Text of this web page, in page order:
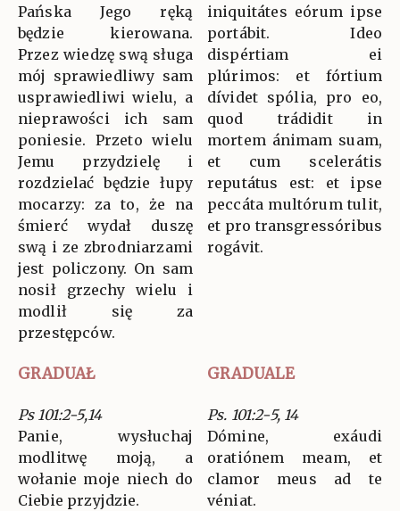
Pańska Jego ręką
będzie kierowana.
Przez wiedzę swą sługa
mój sprawiedliwy sam
usprawiedliwi wielu, a
nieprawości ich sam
poniesie. Przeto wielu
Jemu przydzielę i
rozdzielać będzie łupy
mocarzy: za to, że na
śmierć wydał duszę
swą i ze zbrodniarzami
jest policzony. On sam
nosił grzechy wielu i
modlił się za
przestępców.
iniquitátes eórum ipse
portábit. Ideo
dispértiam ei
plúrimos: et fórtium
dívidet spólia, pro eo,
quod trádidit in
mortem ánimam suam,
et cum scelerátis
reputátus est: et ipse
peccáta multórum tulit,
et pro transgressóribus
rogávit.
GRADUAŁ GRADUALE
Ps 101:2-5,14
Panie, wysłuchaj
modlitwę moją, a
wołanie moje niech do
Ciebie przyjdzie.
Ps. 101:2-5, 14
Dómine, exáudi
oratiónem meam, et
clamor meus ad te
véniat.